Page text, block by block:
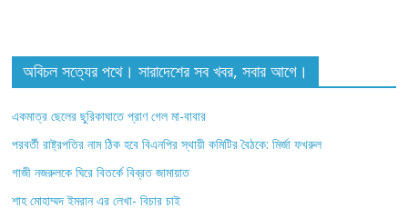
অবিচল সত্যের পথে। সারাদেশের সব খবর, সবার আগে।
একমাত্র ছেলের ছুরিকাঘাতে প্রাণ গেল মা-বাবার
পরবর্তী রাষ্ট্রপতির নাম ঠিক হবে বিএনপির স্থায়ী কমিটির বৈঠকে: মির্জা ফখরুল
গাজী নজরুলকে ঘিরে বিতর্কে বিব্রত জামায়াত
শাহ মোহাম্মদ ইমরান এর লেখা- বিচার চাই